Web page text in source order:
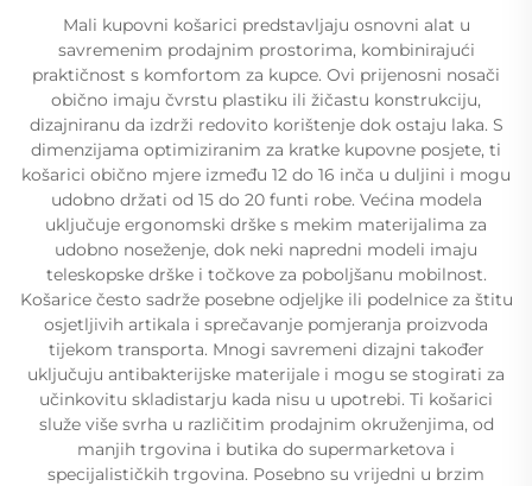
Mali kupovni košarici predstavljaju osnovni alat u
savremenim prodajnim prostorima, kombinirajući
praktičnost s komfortom za kupce. Ovi prijenosni nosači
obično imaju čvrstu plastiku ili žičastu konstrukciju,
dizajniranu da izdrži redovito korištenje dok ostaju laka. S
dimenzijama optimiziranim za kratke kupovne posjete, ti
košarici obično mjere između 12 do 16 inča u duljini i mogu
udobno držati od 15 do 20 funti robe. Većina modela
uključuje ergonomski drške s mekim materijalima za
udobno noseženje, dok neki napredni modeli imaju
teleskopske drške i točkove za poboljšanu mobilnost.
Košarice često sadrže posebne odjeljke ili podelnice za štitu
osjetljivih artikala i sprečavanje pomjeranja proizvoda
tijekom transporta. Mnogi savremeni dizajni također
uključuju antibakterijske materijale i mogu se stogirati za
učinkovitu skladistarju kada nisu u upotrebi. Ti košarici
služe više svrha u različitim prodajnim okruženjima, od
manjih trgovina i butika do supermarketova i
specijalističkih trgovina. Posebno su vrijedni u brzim